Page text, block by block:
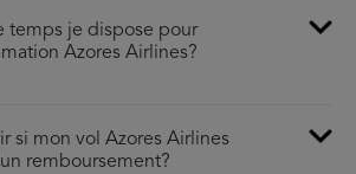
temps je dispose pour
Azores Airlines?
si mon vol Azores Airlines
remboursement?